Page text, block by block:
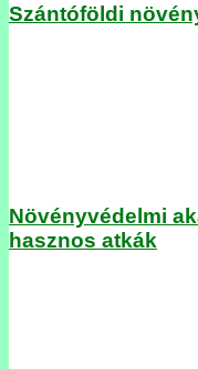
Szántóföldi
Növényvédelmi
hasznos atkák